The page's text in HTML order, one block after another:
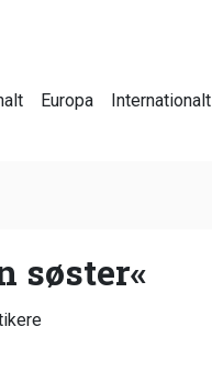
Europa Internationalt
søster«